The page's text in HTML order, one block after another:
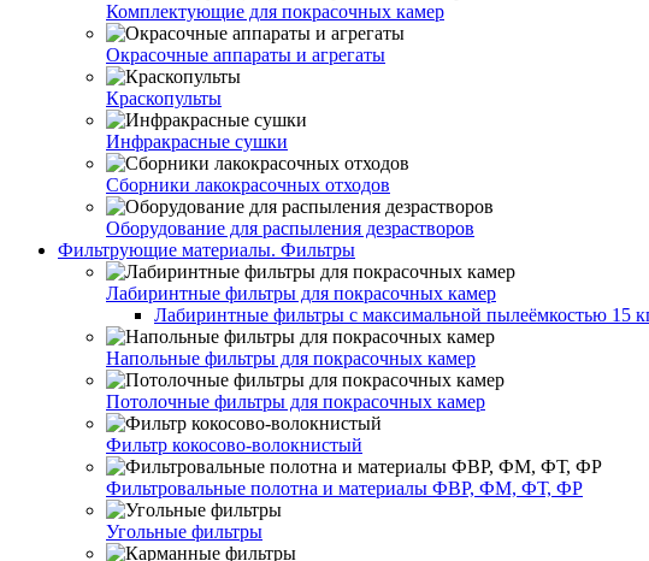
Комплектующие для покрасочных камер
Окрасочные аппараты и агрегаты
Краскопульты
Инфракрасные сушки
Сборники лакокрасочных отходов
Оборудование для распыления дезрастворов
Фильтрующие материалы. Фильтры
Лабиринтные фильтры для покрасочных камер
Лабиринтные фильтры с максимальной пылеёмкостью 15
Напольные фильтры для покрасочных камер
Потолочные фильтры для покрасочных камер
Фильтр кокосово-волокнистый
Фильтровальные полотна и материалы ФВР, ФМ, ФТ, ФР
Угольные фильтры